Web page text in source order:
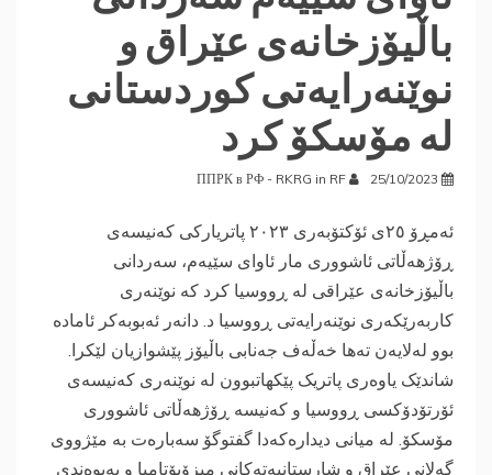
باڵیۆزخانەی عێراق و
نوێنەرایەتی کوردستانی
لە مۆسکۆ کرد
25/10/2023
ППРК в РФ - RKRG in RF
ئەمڕۆ ٢٥ی ئۆکتۆبەری ۲٠۲۳ پاتریارکی کەنیسەی
ڕۆژهەڵاتی ئاشووری مار ئاوای سێیەم، سەردانی
باڵیۆزخانەی عێراقی لە ڕووسیا کرد کە نوێنەری
کاربەرێکەری نوێنەرایەتی ڕووسیا د. دانەر ئەبوبەکر ئامادە
بوو لەلایەن تەها خەڵەف جەنابی باڵیۆز پێشوازیان لێکرا.
شاندێک یاوەری پاتریک پێکهاتبوون لە نوێنەری کەنیسەی
ئۆرتۆدۆکسی ڕووسیا و کەنیسە ڕۆژهەڵاتی ئاشووری
مۆسکۆ. لە میانی دیدارەکەدا گفتوگۆ سەبارەت بە مێژووی
گەلانی عێراق و شارستانیەتەکانی میزۆپۆتامیا و پەیوەندی